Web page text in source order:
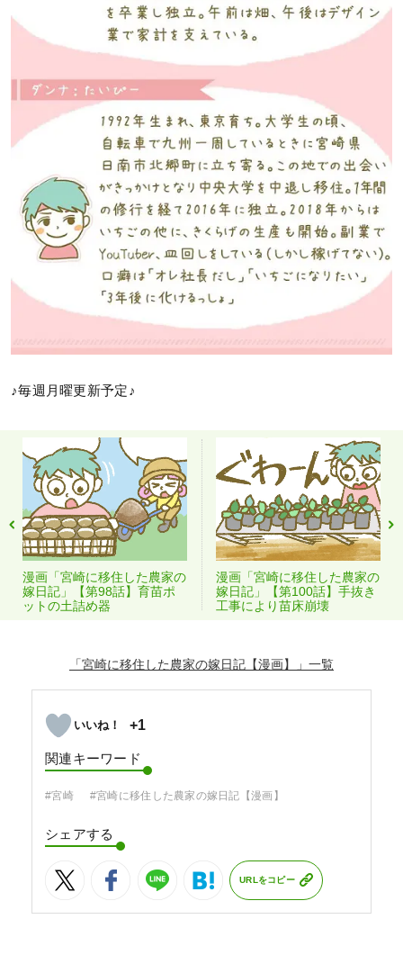
♪毎週月曜更新予定♪
漫画「宮崎に移住した農家の
嫁日記」【第98話】育苗ポ
ットの土詰め器
漫画「宮崎に移住した農家の
嫁日記」【第100話】手抜き
工事により苗床崩壊
「宮崎に移住した農家の嫁日記【漫画】」
+1
関連キーワード
#宮崎 #宮崎に移住した農家の嫁日記【漫画】
シェアする
URLをコピー